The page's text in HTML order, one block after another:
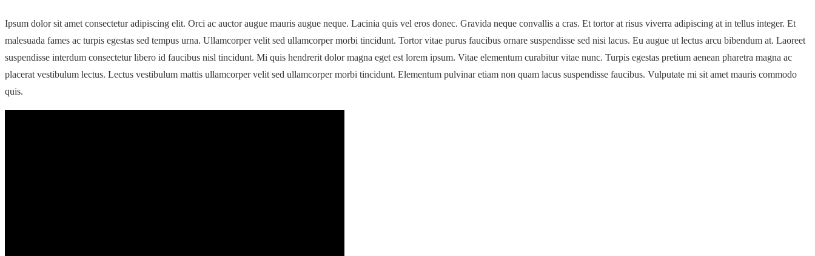
Ipsum dolor sit amet consectetur adipiscing elit. Orci ac auctor augue mauris augue neque. Lacinia quis vel eros donec. Gravida neque convallis a cras. Et tortor at risus viverra adipiscing at in tellus integer. Et
malesuada fames ac turpis egestas sed tempus urna. Ullamcorper velit sed ullamcorper morbi tincidunt. Tortor vitae purus faucibus ornare suspendisse sed nisi lacus. Eu augue ut lectus arcu bibendum at. Laoreet
suspendisse interdum consectetur libero id faucibus nisl tincidunt. Mi quis hendrerit dolor magna eget est lorem ipsum. Vitae elementum curabitur vitae nunc. Turpis egestas pretium aenean pharetra magna ac
placerat vestibulum lectus. Lectus vestibulum mattis ullamcorper velit sed ullamcorper morbi tincidunt. Elementum pulvinar etiam non quam lacus suspendisse faucibus. Vulputate mi sit amet mauris commodo
quis.